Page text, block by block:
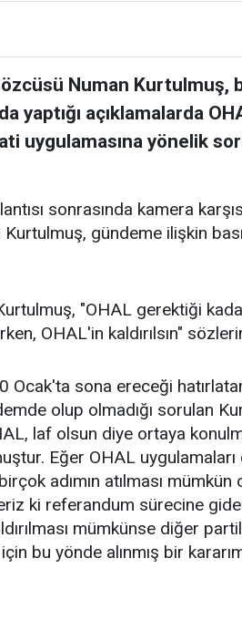
Numan
yaptığı açıklamalarda
uygulamasına yönelik
sonrasında kamera
gündeme ilişkin
"OHAL gerektiği
OHAL'in kaldırılsın"
Ocak'ta sona ereceği
olup olmadığı sorulan
laf olsun diye ortaya
Eğer OHAL
adımın atılması
ki referandum sürecine
mümkünse diğer
bu yönde alınmış bir